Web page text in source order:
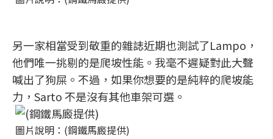
另一家相當受到敬重的雜誌近期也測試了Lampo，
他們唯一挑剔的是爬坡性能。我毫不遲疑對此大聲
喊出了狗屎。不過，如果你想要的是純粹的爬坡能
力，Sarto 不是沒有其他車架可選。
圖片說明：(鋼鐵馬廄提供)